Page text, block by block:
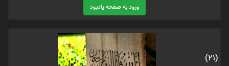
ورود به صفحه یادبود
(21)